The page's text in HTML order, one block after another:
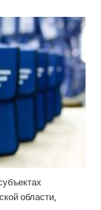
области,